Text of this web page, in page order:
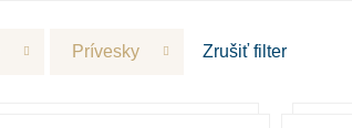
Prívesky Zrušiť filter